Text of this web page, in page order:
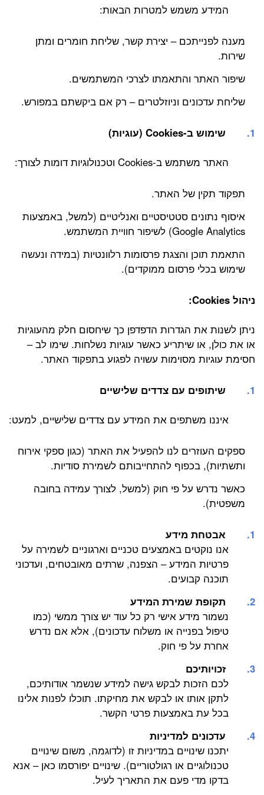
המידע משמש למטרות הבאות:
מענה לפנייתכם – יצירת קשר, שליחת חומרים ומתן
שירות.
שיפור האתר והתאמתו לצרכי המשתמשים.
שליחת עדכונים וניוזלטרים – רק אם ביקשתם במפורש.
שימוש ב-Cookies (עוגיות)
האתר משתמש ב-Cookies וטכנולוגיות דומות לצורך:
תפקוד תקין של האתר.
איסוף נתונים סטטיסטיים ואנליטיים (למשל, באמצעות
Google Analytics) לשיפור חוויית המשתמש.
התאמת תוכן והצגת פרסומות רלוונטיות (במידה ונעשה
שימוש בכלי פרסום ממוקדים).
ניהול Cookies:
ניתן לשנות את הגדרות הדפדפן כך שיחסום חלק מהעוגיות
או את כולן, או שיתריע כאשר עוגיות נשלחות. שימו לב –
חסימת עוגיות מסוימות עשויה לפגוע בתפקוד האתר.
שיתופים עם צדדים שלישיים
איננו משתפים את המידע עם צדדים שלישיים, למעט:
ספקים העוזרים לנו להפעיל את האתר (כגון ספקי אירוח
ותשתיות), בכפוף להתחייבותם לשמירת סודיות.
כאשר נדרש על פי חוק (למשל, לצורך עמידה בחובה
משפטית).
אבטחת מידע
אנו נוקטים באמצעים טכניים וארגוניים לשמירה על
פרטיות המידע – הצפנה, שרתים מאובטחים, ועדכוני
תוכנה קבועים.
תקופת שמירת המידע
נשמור מידע אישי רק כל עוד יש צורך ממשי (כמו
טיפול בפנייה או משלוח עדכונים), אלא אם נדרש
אחרת על פי חוק.
זכויותיכם
לכם הזכות לבקש גישה למידע שנשמר אודותיכם,
לתקן אותו או לבקש את מחיקתו. תוכלו לפנות אלינו
בכל עת באמצעות פרטי הקשר.
עדכונים למדיניות
יתכנו שינויים במדיניות זו (לדוגמה, משום שינויים
טכנולוגיים או רגולטוריים). שינויים יפורסמו כאן – אנא
בדקו מדי פעם את התאריך לעיל.